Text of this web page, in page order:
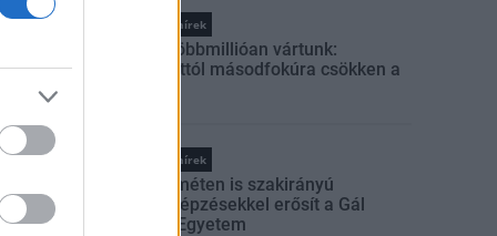
Országos hírek
Amire többmillióan vártunk:
szombattól másodfokúra csökken a
Országos hírek
Kecskeméten is szakirányú
továbbképzésekkel erősít a Gál
Ferenc Egyetem